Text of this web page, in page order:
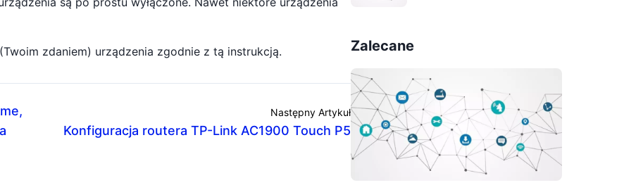
zdaniem) urządzenia zgodnie z tą instrukcją.
Następny Artykuł
Konfiguracja routera TP-Link AC1900 Touch P5
Zalecane